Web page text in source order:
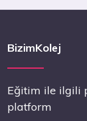
BizimKolej
Eğitim ile ilgili
platform